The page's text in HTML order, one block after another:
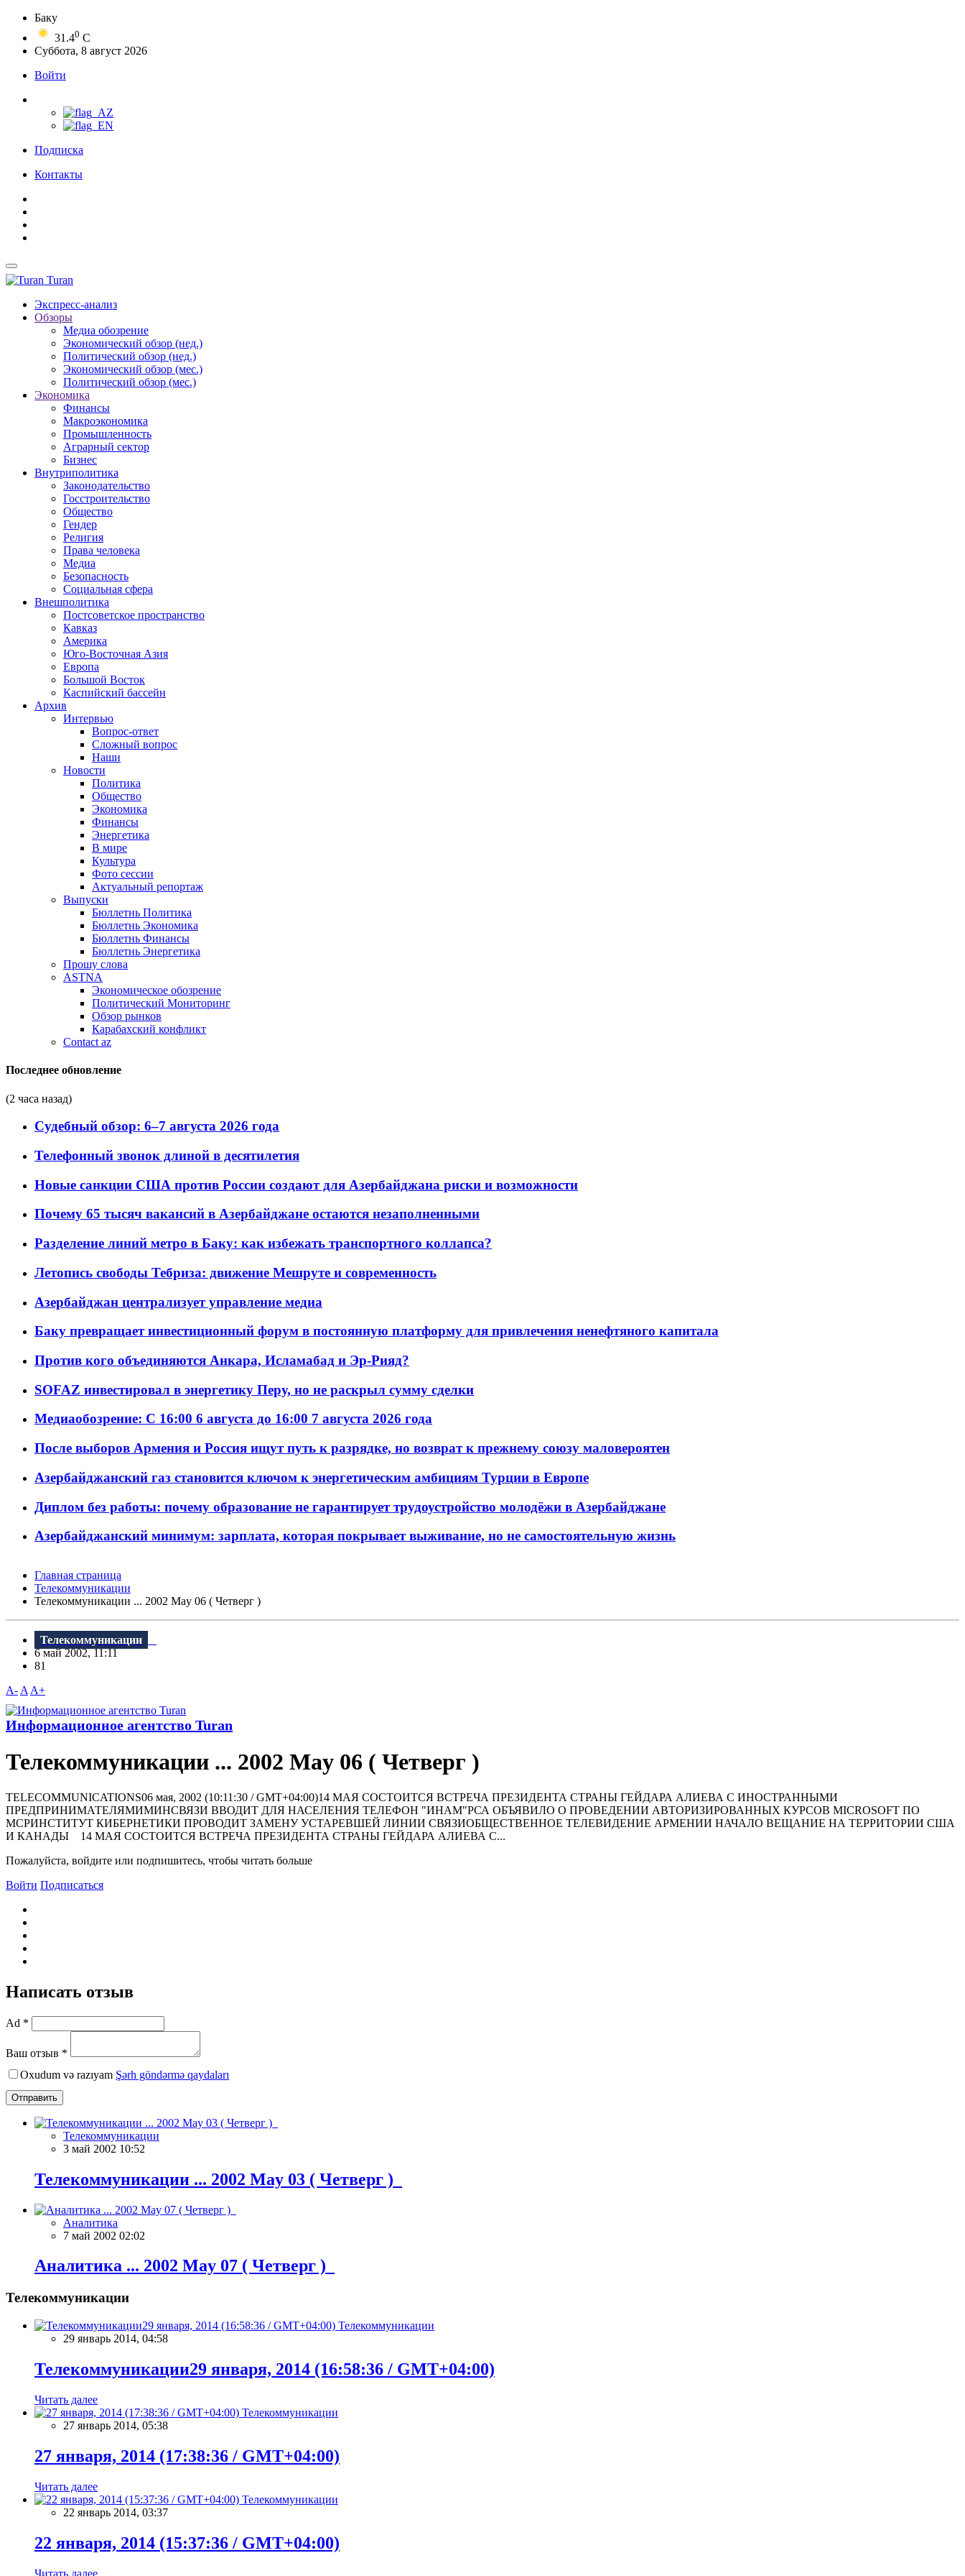
Баку
31.40 C
Суббота, 8 август 2026
Войти
Подписка
Контакты
Turan
Экспресс-анализ
Обзоры
Медиа обозрение
Экономический обзор (нед.)
Политический обзор (нед.)
Экономический обзор (мес.)
Политический обзор (мес.)
Экономика
Финансы
Макроэкономика
Промышленность
Аграрный сектор
Бизнес
Внутриполитика
Законодательство
Госстроительство
Общество
Гендер
Религия
Права человека
Медиа
Безопасность
Социальная сфера
Внешполитика
Постсоветское пространство
Кавказ
Америка
Юго-Восточная Азия
Европа
Большой Восток
Каспийский бассейн
Архив
Интервью
Вопрос-ответ
Сложный вопрос
Наши
Новости
Политика
Общество
Экономика
Финансы
Энергетика
В мире
Культура
Фото сессии
Актуальный репортаж
Выпуски
Бюллетнь Политика
Бюллетнь Экономика
Бюллетнь Финансы
Бюллетнь Энергетика
Прошу слова
ASTNA
Экономическое обозрение
Политический Мониторинг
Обзор рынков
Карабахский конфликт
Contact az
Последнее обновление
(2 часа назад)
Судебный обзор: 6–7 августа 2026 года
Телефонный звонок длиной в десятилетия
Новые санкции США против России создают для Азербайджана риски и возможности
Почему 65 тысяч вакансий в Азербайджане остаются незаполненными
Разделение линий метро в Баку: как избежать транспортного коллапса?
Летопись свободы Тебриза: движение Мешруте и современность
Азербайджан централизует управление медиа
Баку превращает инвестиционный форум в постоянную платформу для привлечения ненефтяного капитала
Против кого объединяются Анкара, Исламабад и Эр-Рияд?
SOFAZ инвестировал в энергетику Перу, но не раскрыл сумму сделки
Медиаобозрение: С 16:00 6 августа до 16:00 7 августа 2026 года
После выборов Армения и Россия ищут путь к разрядке, но возврат к прежнему союзу маловероятен
Азербайджанский газ становится ключом к энергетическим амбициям Турции в Европе
Диплом без работы: почему образование не гарантирует трудоустройство молодёжи в Азербайджане
Азербайджанский минимум: зарплата, которая покрывает выживание, но не самостоятельную жизнь
Главная страница
Телекоммуникации
Телекоммуникации ... 2002 May 06 ( Четверг )
Телекоммуникации
6 май 2002, 11:11
81
A- A A+
Информационное агентство Turan
Телекоммуникации ... 2002 May 06 ( Четверг )
TELECOMMUNICATIONS06 мая, 2002 (10:11:30 / GMT+04:00)14 МАЯ СОСТОИТСЯ ВСТРЕЧА ПРЕЗИДЕНТА СТРАНЫ ГЕЙДАРА АЛИЕВА С ИНОСТРАННЫМИ
ПРЕДПРИНИМАТЕЛЯМИМИНСВЯЗИ ВВОДИТ ДЛЯ НАСЕЛЕНИЯ ТЕЛЕФОН "ИНАМ"РСА ОБЪЯВИЛО О ПРОВЕДЕНИИ АВТОРИЗИРОВАННЫХ КУРСОВ MICROSOFT ПО
MCPИНСТИТУТ КИБЕРНЕТИКИ ПРОВОДИТ ЗАМЕНУ УСТАРЕВШЕЙ ЛИНИИ СВЯЗИОБЩЕСТВЕННОЕ ТЕЛЕВИДЕНИЕ АРМЕНИИ НАЧАЛО ВЕЩАНИЕ НА ТЕРРИТОРИИ США
И КАНАДЫ 14 МАЯ СОСТОИТСЯ ВСТРЕЧА ПРЕЗИДЕНТА СТРАНЫ ГЕЙДАРА АЛИЕВА С...
Пожалуйста, войдите или подпишитесь, чтобы читать больше
Войти Подписаться
Написать отзыв
Ad *
Ваш отзыв *
Oxudum və razıyam Şərh göndərmə qaydaları
Отправить
Телекоммуникации
3 май 2002 10:52
Телекоммуникации ... 2002 May 03 ( Четверг )
Аналитика
7 май 2002 02:02
Аналитика ... 2002 May 07 ( Четверг )
Телекоммуникации
Телекоммуникации
29 январь 2014, 04:58
Телекоммуникации29 января, 2014 (16:58:36 / GMT+04:00)
Читать далее
Телекоммуникации
27 январь 2014, 05:38
27 января, 2014 (17:38:36 / GMT+04:00)
Читать далее
Телекоммуникации
22 январь 2014, 03:37
22 января, 2014 (15:37:36 / GMT+04:00)
Читать далее